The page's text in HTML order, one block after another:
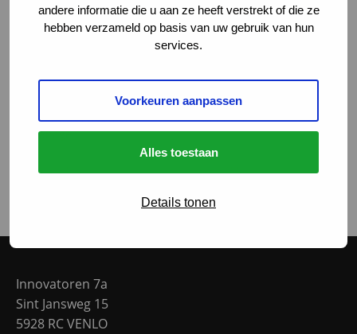
andere informatie die u aan ze heeft verstrekt of die ze
hebben verzameld op basis van uw gebruik van hun
services.
Voorkeuren aanpassen
Alles toestaan
Details tonen
Angelique
Talent Development
Manager
Inge van Els
Talent Development
Manager
Mail
Site
Innovatoren 7a
Sint Jansweg 15
5928 RC VENLO